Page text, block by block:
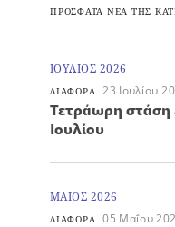
ΠΡΟΣΦΑΤΑ ΝΕΑ ΤΗΣ
ΙΟΥΛΙΟΣ 2026
ΔΙΑΦΟΡΑ 23 Ιουλίου
Τετράωρη στάση
Ιουλίου
ΜΑΙΟΣ 2026
ΔΙΑΦΟΡΑ 05 Μαΐου